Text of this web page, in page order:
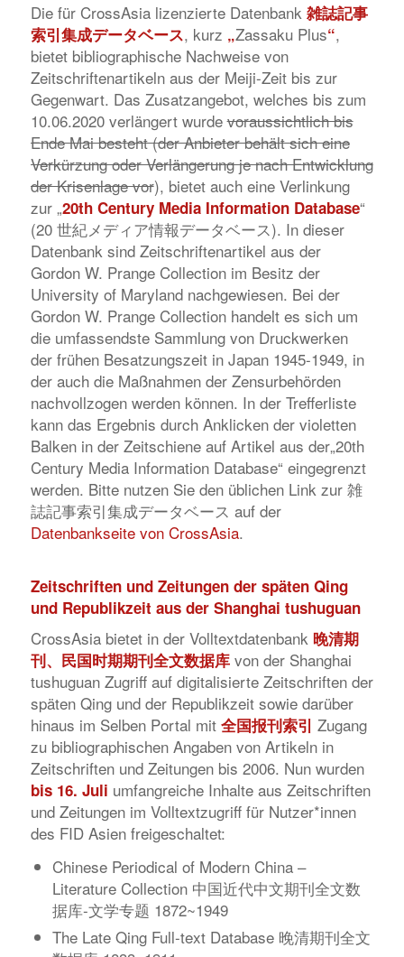
Die für CrossAsia lizenzierte Datenbank 雑誌記事
索引集成データベース, kurz „Zassaku Plus“,
bietet bibliographische Nachweise von
Zeitschriftenartikeln aus der Meiji-Zeit bis zur
Gegenwart. Das Zusatzangebot, welches bis zum
10.06.2020 verlängert wurdevoraussichtlich bis
Ende Mai besteht (der Anbieter behält sich eine
Verkürzung oder Verlängerung je nach Entwicklung
der Krisenlage vor), bietet auch eine Verlinkung
zur „20th Century Media Information Database“
(20 世紀メディア情報データベース). In dieser
Datenbank sind Zeitschriftenartikel aus der
Gordon W. Prange Collection im Besitz der
University of Maryland nachgewiesen. Bei der
Gordon W. Prange Collection handelt es sich um
die umfassendste Sammlung von Druckwerken
der frühen Besatzungszeit in Japan 1945-1949, in
der auch die Maßnahmen der Zensurbehörden
nachvollzogen werden können. In der Trefferliste
kann das Ergebnis durch Anklicken der violetten
Balken in der Zeitschiene auf Artikel aus der„20th
Century Media Information Database“ eingegrenzt
werden. Bitte nutzen Sie den üblichen Link zur 雑
誌記事索引集成データベース auf der
Datenbankseite von CrossAsia.
Zeitschriften und Zeitungen der späten Qing
und Republikzeit aus der Shanghai tushuguan
CrossAsia bietet in der Volltextdatenbank 晚清期
刊、民国时期期刊全文数据库von der Shanghai
tushuguan Zugriff auf digitalisierte Zeitschriften der
späten Qing und der Republikzeit sowie darüber
hinaus im Selben Portal mit 全国报刊索引 Zugang
zu bibliographischen Angaben von Artikeln in
Zeitschriften und Zeitungen bis 2006. Nun wurden
bis 16. Juli umfangreiche Inhalte aus Zeitschriften
und Zeitungen im Volltextzugriff für Nutzer*innen
des FID Asien freigeschaltet:
Chinese Periodical of Modern China –
Literature Collection 中国近代中文期刊全文数
据库-文学专题 1872~1949
The Late Qing Full-text Database 晚清期刊全文